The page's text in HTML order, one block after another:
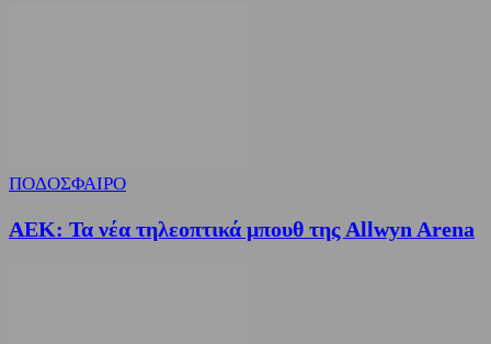
ΠΟΔΟΣΦΑΙΡΟ
ΑΕΚ: Τα νέα τηλεοπτικά μπουθ της Allwyn Arena